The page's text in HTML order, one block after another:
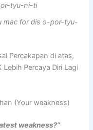
tyu-ni-ti
mac for dis o-por-tyu-
Percakapan di atas,
Lebih Percaya Diri Lagi
(Your weakness)
weakness?”